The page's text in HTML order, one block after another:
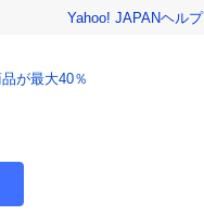
Yahoo! JAPANヘルプ
が最大40％